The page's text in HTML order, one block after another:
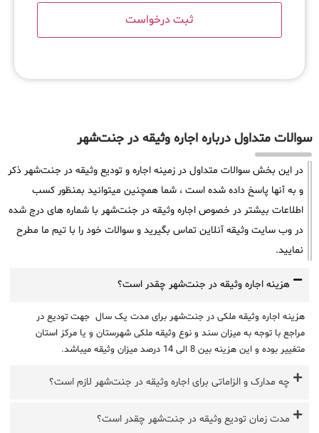
سوالات متداول درباره اجاره وثیقه در جنت‌شهر
در این بخش سوالات متداول در زمینه اجاره و تودیع وثیقه در جنت‌شهر ذکر
و به آنها پاسخ داده شده است ، شما همچنین میتوانید بمنظور کسب
اطلاعات بیشتر در خصوص اجاره وثیقه در جنت‌شهر با شماره های درج شده
در وب سایت وثیقه آنلاین تماس بگیرید و سوالات خود را با تیم ما مطرح
نمایید.
هزینه اجاره وثیقه در جنت‌شهر چقدر است؟
هزینه اجاره وثیقه ملکی در جنت‌شهر برای مدت یک سال جهت تودیع در
مراجع با توجه به میزان سند و نوع وثیقه ملکی شهرستان و یا مرکز استان
متغییر بوده و این هزینه بین 8 الی 14 درصد میزان وثیقه میباشد.
چه مدارک و الزاماتی برای اجاره وثیقه در جنت‌شهر لازم است؟
مدت زمان تودیع وثیقه در جنت‌شهر چقدر است؟